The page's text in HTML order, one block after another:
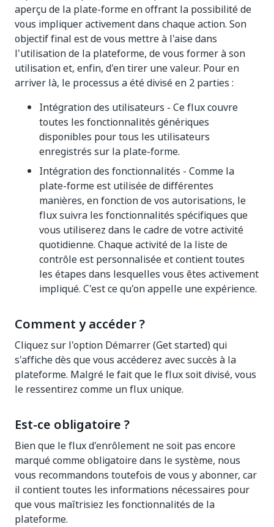
aperçu de la plate-forme en offrant la possibilité de
vous impliquer activement dans chaque action. Son
objectif final est de vous mettre à l'aise dans
l'utilisation de la plateforme, de vous former à son
utilisation et, enfin, d'en tirer une valeur. Pour en
arriver là, le processus a été divisé en 2 parties :
Intégration des utilisateurs - Ce flux couvre
toutes les fonctionnalités génériques
disponibles pour tous les utilisateurs
enregistrés sur la plate-forme.
Intégration des fonctionnalités - Comme la
plate-forme est utilisée de différentes
manières, en fonction de vos autorisations, le
flux suivra les fonctionnalités spécifiques que
vous utiliserez dans le cadre de votre activité
quotidienne. Chaque activité de la liste de
contrôle est personnalisée et contient toutes
les étapes dans lesquelles vous êtes activement
impliqué. C'est ce qu'on appelle une expérience.
Comment y accéder ?
Cliquez sur l'option Démarrer (Get started) qui
s'affiche dès que vous accéderez avec succès à la
plateforme. Malgré le fait que le flux soit divisé, vous
le ressentirez comme un flux unique.
Est-ce obligatoire ?
Bien que le flux d'enrôlement ne soit pas encore
marqué comme obligatoire dans le système, nous
vous recommandons toutefois de vous y abonner, car
il contient toutes les informations nécessaires pour
que vous maîtrisiez les fonctionnalités de la
plateforme.